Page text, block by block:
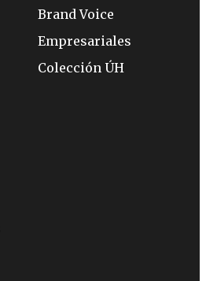
Brand Voice
Empresariales
Colección ÚH